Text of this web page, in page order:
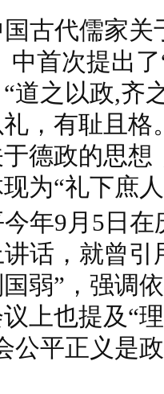
古代儒家关
中首次提出
道之以政,齐
，有耻且格
德政的思想
为“礼下庶
年9月5日在
话，就曾
弱”，强调
上也提及“
公平正义是